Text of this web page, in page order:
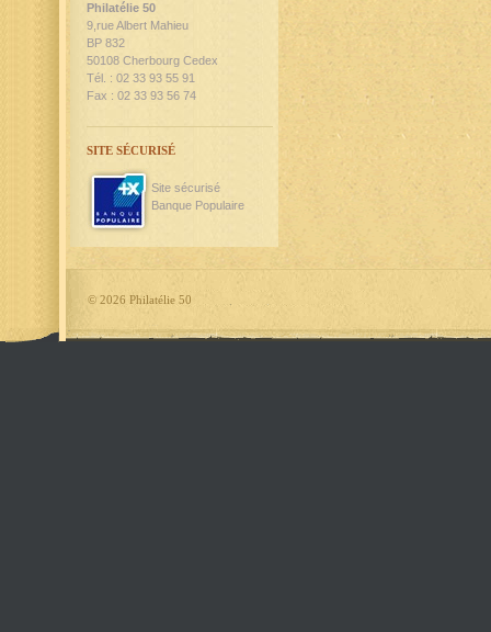
Philatélie 50
9,rue Albert Mahieu
BP 832
50108 Cherbourg Cedex
Tél. : 02 33 93 55 91
Fax : 02 33 93 56 74
SITE SÉCURISÉ
Site sécurisé
Banque Populaire
© 2026 Philatélie 50